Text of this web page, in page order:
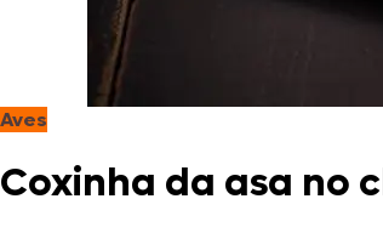
Aves
Coxinha da asa no